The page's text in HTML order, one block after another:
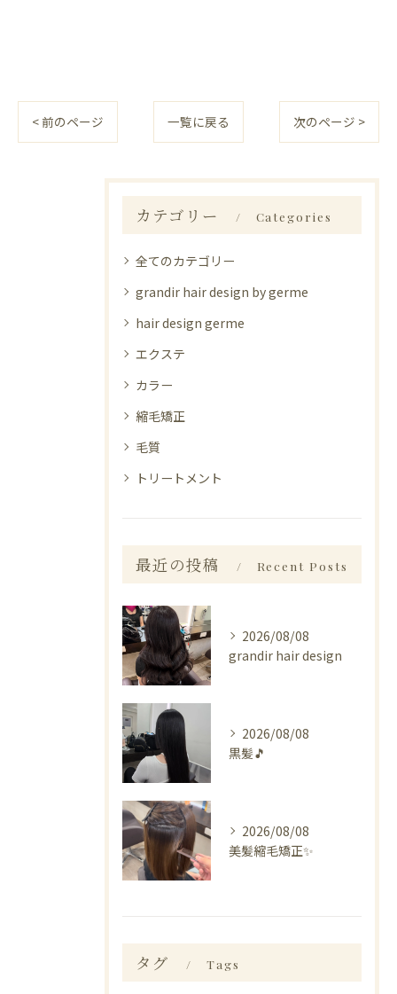
< 前のページ 一覧に戻る 次のページ >
カテゴリー Categories
全てのカテゴリー
grandir hair design by germe
hair design germe
エクステ
カラー
縮毛矯正
毛質
トリートメント
最近の投稿 Recent Posts
2026/08/08
grandir hair design
2026/08/08
黒髪🎵
2026/08/08
美髪縮毛矯正✨️
タグ Tags